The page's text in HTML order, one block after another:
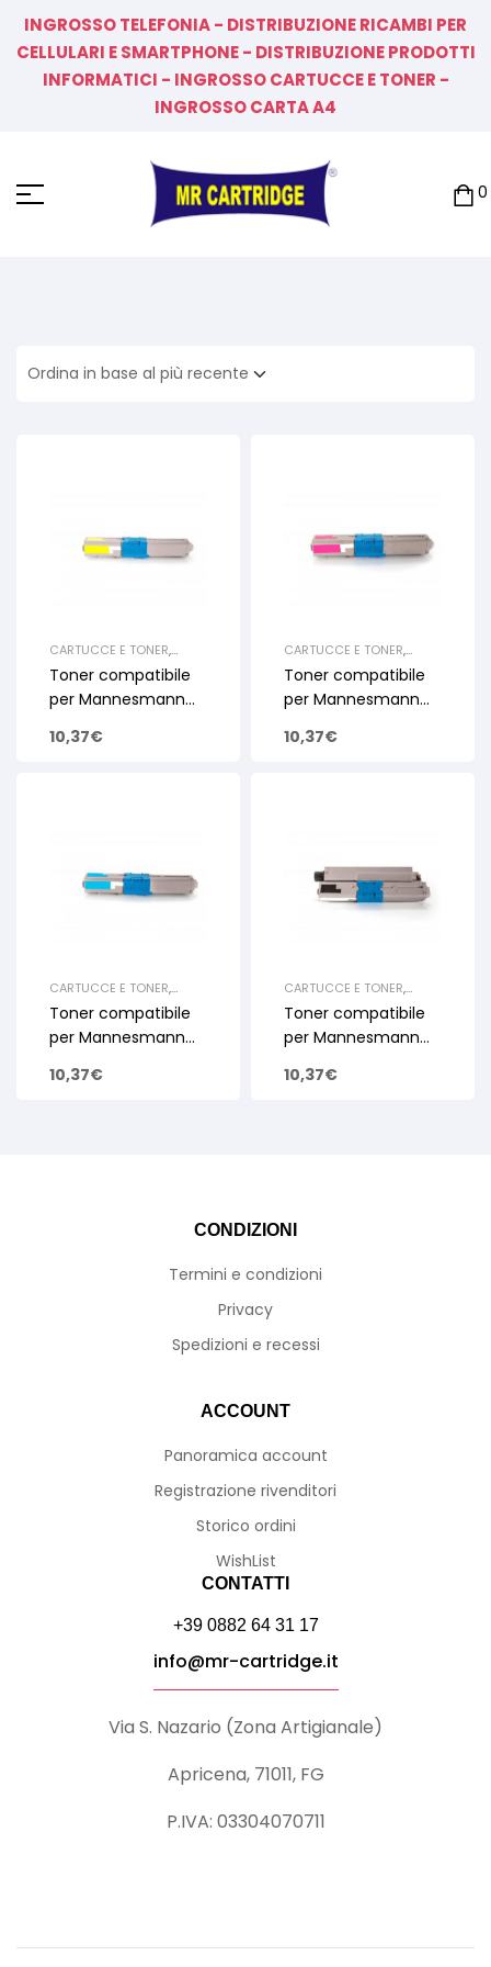
INGROSSO TELEFONIA - DISTRIBUZIONE RICAMBI PER
CELLULARI E SMARTPHONE - DISTRIBUZIONE PRODOTTI
INFORMATICI - INGROSSO CARTUCCE E TONER -
INGROSSO CARTA A4
0
CARTUCCE E TONER,
LASERJET A COLORI E
MULTIFUNZIONE,TONER
PER MANNESMAN TALLY
Toner compatibile
per Mannesmann
Yellow 2k
10,37€
CARTUCCE E TONER,
LASERJET A COLORI E
MULTIFUNZIONE,TONER
PER MANNESMAN TALLY
Toner compatibile
per Mannesmann
Magenta 2k
10,37€
CARTUCCE E TONER,
LASERJET A COLORI E
MULTIFUNZIONE,TONER
PER MANNESMAN TALLY
Toner compatibile
per Mannesmann
Cyan 2k
10,37€
CARTUCCE E TONER,
LASERJET A COLORI E
MULTIFUNZIONE,TONER
PER MANNESMAN TALLY
Toner compatibile
per Mannesmann
Black 3.5k
10,37€
CONDIZIONI
Termini e condizioni
Privacy
Spedizioni e recessi
ACCOUNT
Panoramica account
Registrazione rivenditori
Storico ordini
WishList
CONTATTI
+39 0882 64 31 17
info@mr-cartridge.it
Via S. Nazario (Zona Artigianale)
Apricena, 71011, FG
P.IVA: 03304070711